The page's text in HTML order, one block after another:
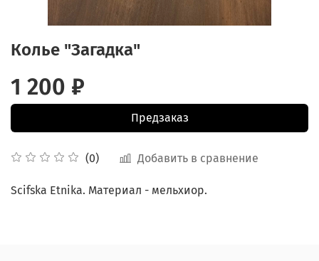
Колье "Загадка"
(0) Добавить в сравнение
1 200 ₽
Предзаказ
Scifska Etnika. Материал - мельхиор.